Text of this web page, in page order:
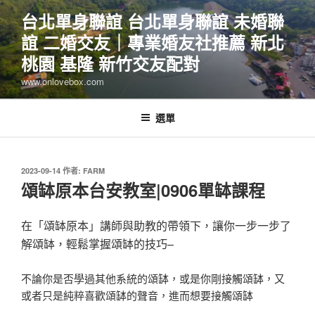
跳
至
主
要
內
容
台北單身聯誼 台北單身聯誼 未婚聯
誼 二婚交友｜專業婚友社推薦 新北
桃園 基隆 新竹交友配對
www.onlovebox.com
選單
發
佈
於
2023-09-14 作者: FARM
頌缽原本台安教室|0906單缽課程
在「頌缽原本」講師與助教的帶領下，讓你一步一步了
解頌缽，輕鬆掌握頌缽的技巧–
不論你是否學過其他系統的頌缽，或是你剛接觸頌缽，又
或者只是純粹喜歡頌缽的聲音，進而想要接觸頌缽